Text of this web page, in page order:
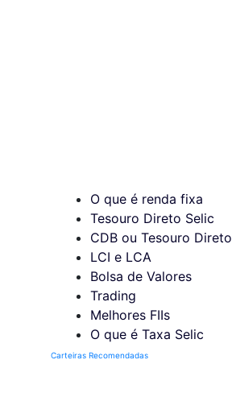
O que é renda fixa
Tesouro Direto Selic
CDB ou Tesouro Direto
LCI e LCA
Bolsa de Valores
Trading
Melhores FIIs
O que é Taxa Selic
Carteiras Recomendadas